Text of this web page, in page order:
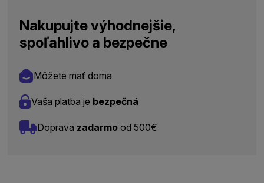
Nakupujte výhodnejšie,
spoľahlivo a bezpečne
Môžete mať doma
Vaša platba je bezpečná
Doprava zadarmo od 500€